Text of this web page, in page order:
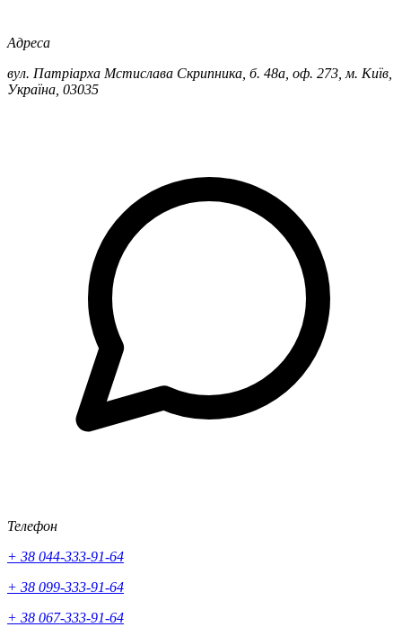
Адреса
вул. Патріарха Мстислава Скрипника, б. 48а, оф. 273, м. Київ,
Україна, 03035
Телефон
+ 38 044-333-91-64
+ 38 099-333-91-64
+ 38 067-333-91-64